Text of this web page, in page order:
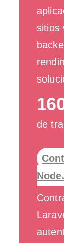
sitios
de